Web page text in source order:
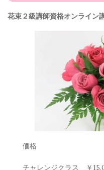
花束２級講師資格オンライン
価格
チャレンジクラス ￥